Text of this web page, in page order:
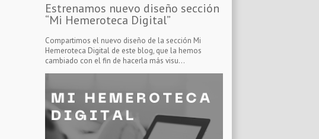
Estrenamos nuevo diseño sección
“Mi Hemeroteca Digital”
Compartimos el nuevo diseño de la sección Mi
Hemeroteca Digital de este blog, que la hemos
cambiado con el fin de hacerla más visu...